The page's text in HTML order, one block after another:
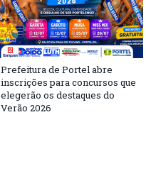
Prefeitura de Portel abre
inscrições para concursos que
elegerão os destaques do
Verão 2026